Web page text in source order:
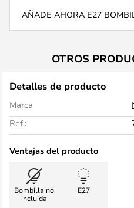
AÑADE AHORA E27
OTROS
Detalles de producto
Marca
Ref.:
Ventajas del producto
Bombilla no
incluida
E27